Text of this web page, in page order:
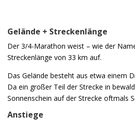
Gelände + Streckenlänge
Der 3/4-Marathon weist – wie der
Streckenlänge von 33 km auf.
Das Gelände besteht aus etwa einem
Da ein großer Teil der Strecke in
Sonnenschein auf der Strecke oftmals
Anstiege